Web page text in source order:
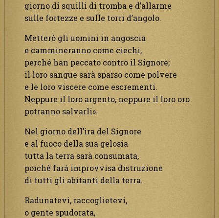
giorno di squilli di tromba e d’allarme
sulle fortezze e sulle torri d’angolo.
Metterò gli uomini in angoscia
e cammineranno come ciechi,
perché han peccato contro il Signore;
il loro sangue sarà sparso come polvere
e le loro viscere come escrementi.
Neppure il loro argento, neppure il loro oro
potranno salvarli».
Nel giorno dell’ira del Signore
e al fuoco della sua gelosia
tutta la terra sarà consumata,
poiché farà improvvisa distruzione
di tutti gli abitanti della terra.
Radunatevi, raccoglietevi,
o gente spudorata,